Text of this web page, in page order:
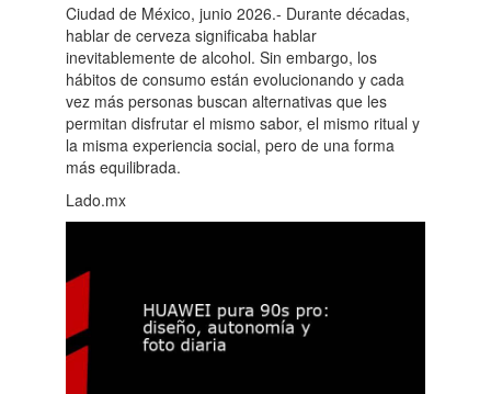
Ciudad de México, junio 2026.- Durante décadas,
hablar de cerveza significaba hablar
inevitablemente de alcohol. Sin embargo, los
hábitos de consumo están evolucionando y cada
vez más personas buscan alternativas que les
permitan disfrutar el mismo sabor, el mismo ritual y
la misma experiencia social, pero de una forma
más equilibrada.
Lado.mx